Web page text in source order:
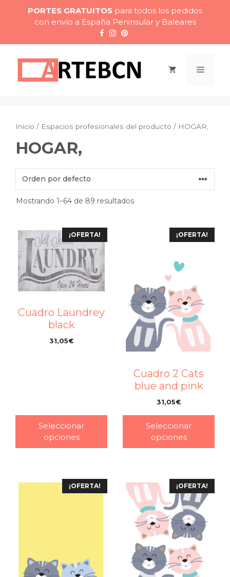
contenido
PORTES GRATUITOS para todos los pedidos
con envío a España Peninsular y Baleares
Menú
Inicio / Espacios profesionales del producto / HOGAR,
HOGAR,
Mostrando 1–64 de 89 resultados
¡OFERTA!
Cuadro Laundrey
black
31,05€
Seleccionar
opciones
¡OFERTA!
Cuadro 2 Cats
blue and pink
31,05€
Seleccionar
opciones
¡OFERTA! ¡OFERTA!